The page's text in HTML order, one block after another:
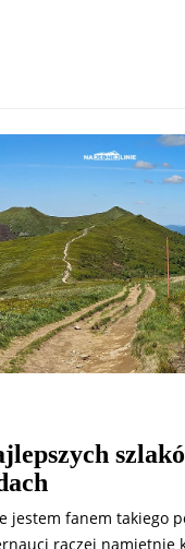
jestem fanem takiego
raczej namiętnie